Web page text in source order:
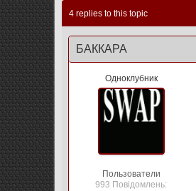
4 replies to this topic
БАККАРА
Одноклубник
Пользователи
993 Повідомлень: